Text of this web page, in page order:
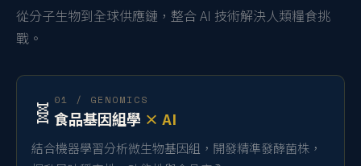
從分子生物到全球供應鏈，整合 AI 技術解決人類糧食挑
戰。
🧬 01 / GENOMICS
食品基因組學 × AI
結合機器學習分析微生物基因組，開發精準發酵菌株，